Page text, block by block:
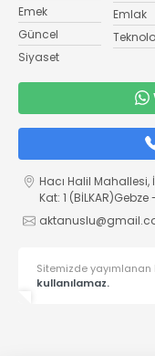
Emek
Güncel
Siyaset
Emlak
Hacı Halil
Kat: 1 (BİLKAR)Gebze
Sitemizde
kullanılamaz.